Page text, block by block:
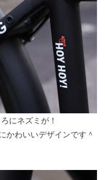
にネズミが！
かわいいデザインです＾